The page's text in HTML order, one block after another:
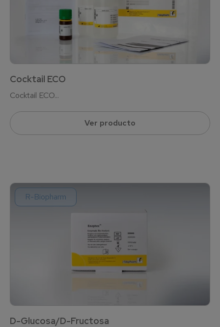
Cocktail ECO
Cocktail ECO...
Ver producto
R-Biopharm
D-Glucosa/D-Fructosa